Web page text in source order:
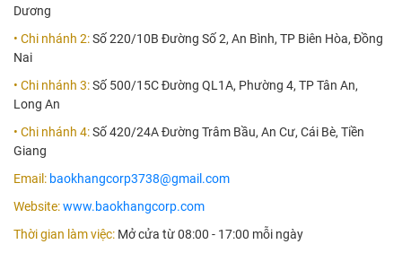
Dương
• Chi nhánh 2:Số 220/10B Đường Số 2, An Bình, TP Biên Hòa, Đồng
Nai
• Chi nhánh 3:Số 500/15C Đường QL1A, Phường 4, TP Tân An,
Long An
• Chi nhánh 4:Số 420/24A Đường Trâm Bầu, An Cư, Cái Bè, Tiền
Giang
Email: baokhangcorp3738@gmail.com
Website:www.baokhangcorp.com
Thời gian làm việc: Mở cửa từ 08:00 - 17:00 mỗi ngày